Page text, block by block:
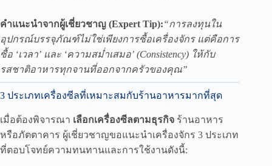
คำแนะนำจากผู้เชี่ยวชาญ (Expert Tip):“การลงทุนใน
อุปกรณ์บรรจุภัณฑ์ไม่ใช่เพียงการซื้อเครื่องจักร แต่คือการ
ซื้อ ‘เวลา’ และ ‘ความสม่ำเสมอ’ (Consistency) ให้กับ
รสชาติอาหารทุกจานที่ออกจากครัวของคุณ”
3 ประเภทเครื่องซีลที่เหมาะสมกับร้านอาหารมากที่สุด
เมื่อต้องพิจารณา เลือกเครื่องซีลตามธุรกิจ ร้านอาหาร
หรือภัตตาคาร ผู้เชี่ยวชาญขอแนะนำเครื่องจักร 3 ประเภท
ที่ตอบโจทย์ความทนทานและการใช้งานดังนี้: